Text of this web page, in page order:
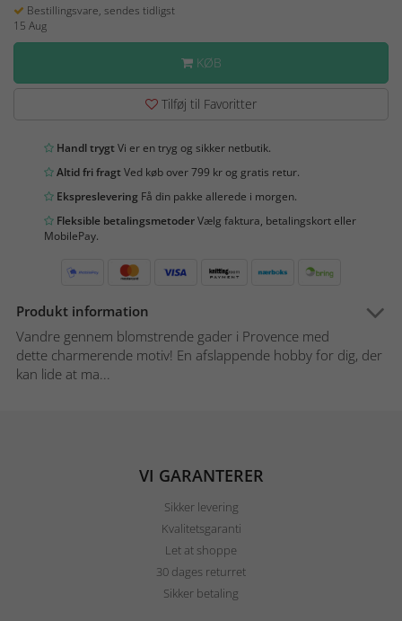
Bestillingsvare, sendes tidligst
15 Aug
KØB
Tilføj til Favoritter
Handl trygtVi er en tryg og sikker netbutik.
Altid fri fragtVed køb over 799 kr og gratis retur.
Ekspreslevering Få din pakke allerede i morgen.
Fleksible betalingsmetoderVælg faktura, betalingskort eller
MobilePay.
Produkt information
Vandre gennem blomstrende gader i Provence med
dette charmerende motiv! En afslappende hobby for dig, der
kan lide at ma...
VI GARANTERER
Sikker levering
Kvalitetsgaranti
Let at shoppe
30 dages returret
Sikker betaling